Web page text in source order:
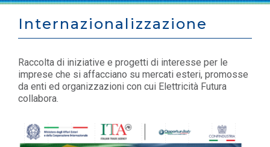
Internazionalizzazione
Raccolta di iniziative e progetti di interesse per le
imprese che si affacciano su mercati esteri, promosse
da enti ed organizzazioni con cui Elettricità Futura
collabora.